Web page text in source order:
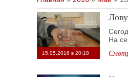
15.05.2016 в 20:18
На